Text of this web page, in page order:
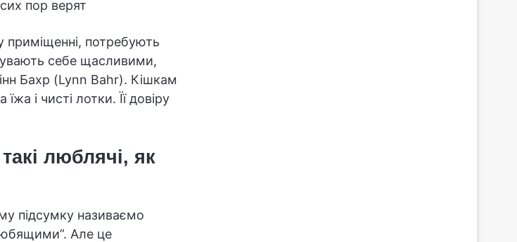
приміщенні, потребують
себе щасливими,
Бахр (Lynn Bahr). Кішкам
і чисті лотки. Її довіру
люблячі, як
підсумку називаємо
Але це